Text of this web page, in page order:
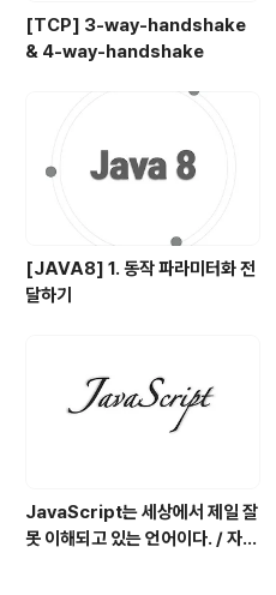
[TCP] 3-way-handshake
& 4-way-handshake
[JAVA8] 1. 동작 파라미터화 전
달하기
JavaScript는 세상에서 제일 잘
못 이해되고 있는 언어이다. / 자바